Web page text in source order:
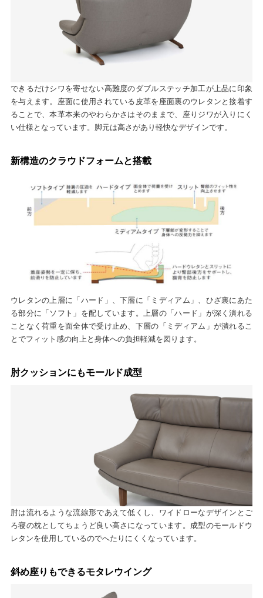
できるだけシワを寄せない高難度のダブルステッチ加工が上品に印象
を与えます。座面に使用されている皮革を座面裏のウレタンと接着す
ることで、本革本来のやわらかさはそのままで、座りジワが入りにく
い仕様となっています。脚元は高さがあり軽快なデザインです。
新構造のクラウドフォームと搭載
ウレタンの上層に「ハード」、下層に「ミディアム」、ひざ裏にあた
る部分に「ソフト」を配しています。上層の「ハード」が深く潰れる
ことなく荷重を面全体で受け止め、下層の「ミディアム」が潰れるこ
とでフィット感の向上と身体への負担軽減を図ります。
肘クッションにもモールド成型
肘は流れるような流線形であえて低くし、ワイドローなデザインとご
ろ寝の枕としてちょうど良い高さになっています。成型のモールドウ
レタンを使用しているのでへたりにくくなっています。
斜め座りもできるモタレウイング